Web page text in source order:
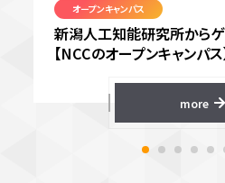
オープンキャンパス
新潟人工知能研究所からゲ
【NCCのオープンキャンパス
more